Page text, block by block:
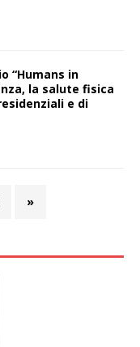
“Humans in
la salute fisica
e di
»